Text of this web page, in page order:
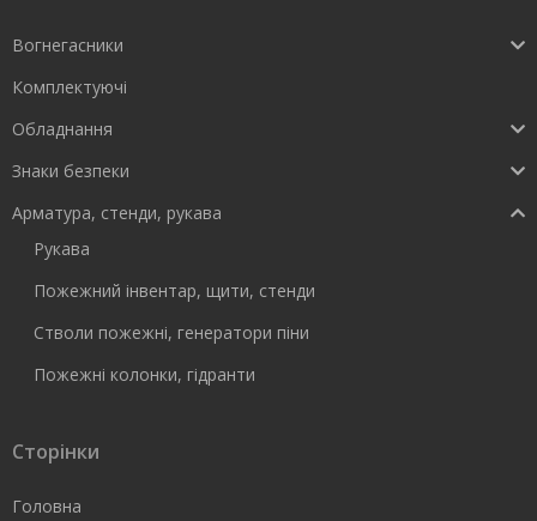
Вогнегасники
Комплектуючі
Обладнання
Знаки безпеки
Арматура, стенди, рукава
Рукава
Пожежний інвентар, щити, стенди
Стволи пожежні, генератори піни
Пожежні колонки, гідранти
Сторінки
Головна